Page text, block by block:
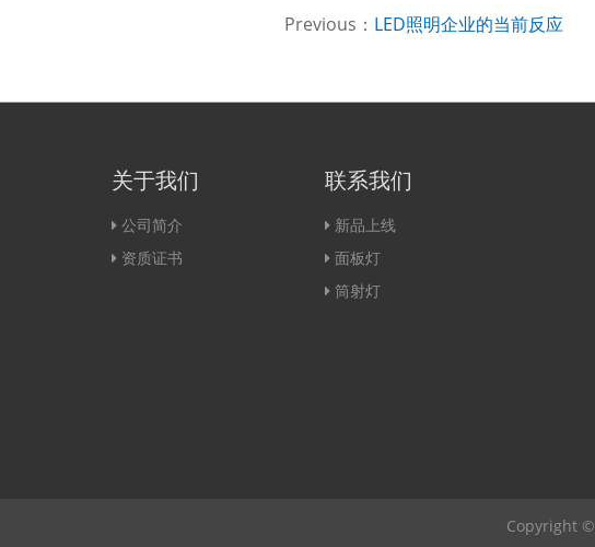
Previous： LED照明企业的当前反应
关于我们
公司简介
资质证书
联系我们
新品上线
面板灯
筒射灯
Copyright ©